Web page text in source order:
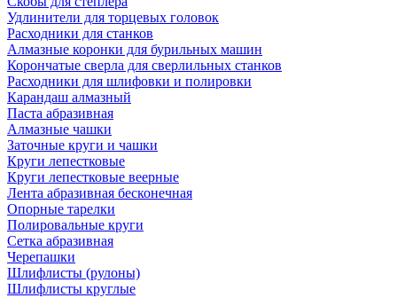
Удлинители для торцевых головок
Расходники для станков
Алмазные коронки для бурильных машин
Корончатые сверла для сверлильных станков
Расходники для шлифовки и полировки
Карандаш алмазный
Паста абразивная
Алмазные чашки
Заточные круги и чашки
Круги лепестковые
Круги лепестковые веерные
Лента абразивная бесконечная
Опорные тарелки
Полировальные круги
Сетка абразивная
Черепашки
Шлифлисты (рулоны)
Шлифлисты круглые